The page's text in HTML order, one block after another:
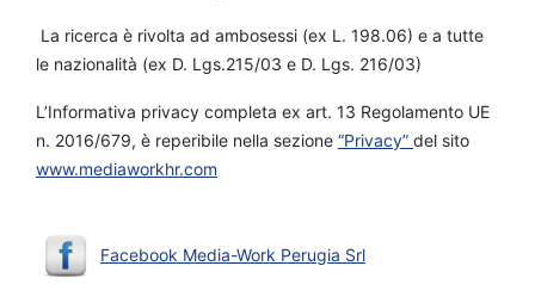
La ricerca è rivolta ad ambosessi (ex L. 198.06) e a tutte
le nazionalità (ex D. Lgs.215/03 e D. Lgs. 216/03)
L’Informativa privacy completa ex art. 13 Regolamento UE
n. 2016/679, è reperibile nella sezione “Privacy” del sito
www.mediaworkhr.com
Facebook Media-Work Perugia Srl